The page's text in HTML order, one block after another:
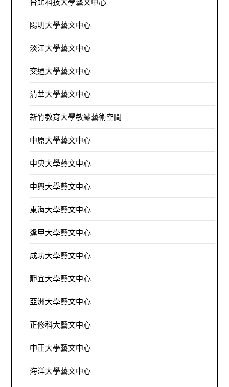
陽明大學藝文中心
淡江大學藝文中心
交通大學藝文中心
清華大學藝文中心
新竹教育大學敏繡藝術空間
中原大學藝文中心
中央大學藝文中心
中興大學藝文中心
東海大學藝文中心
逢甲大學藝文中心
成功大學藝文中心
靜宜大學藝文中心
亞洲大學藝文中心
正修科大藝文中心
中正大學藝文中心
海洋大學藝文中心